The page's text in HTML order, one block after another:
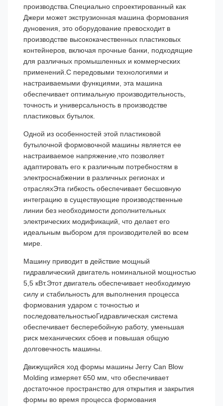
производства.Специально спроектированный как
Джери может экструзионная машина формования
дуновения, это оборудование превосходит в
производстве высококачественных пластиковых
контейнеров, включая прочные банки, подходящие
для различных промышленных и коммерческих
применений.С передовыми технологиями и
настраиваемыми функциями, эта машина
обеспечивает оптимальную производительность,
точность и универсальность в производстве
пластиковых бутылок.
Одной из особенностей этой пластиковой
бутылочной формовочной машины является ее
настраиваемое напряжение,что позволяет
адаптировать его к различным потребностям в
электроснабжении в различных регионах и
отрасляхЭта гибкость обеспечивает бесшовную
интеграцию в существующие производственные
линии без необходимости дополнительных
электрических модификаций, что делает его
идеальным выбором для производителей во всем
мире.
Машину приводит в действие мощный
гидравлический двигатель номинальной мощностью
5,5 кВт.Этот двигатель обеспечивает необходимую
силу и стабильность для выполнения процесса
формования ударом с точностью и
последовательностьюГидравлическая система
обеспечивает бесперебойную работу, уменьшая
риск механических сбоев и повышая общую
долговечность машины.
Движущийся ход формы машины Jerry Can Blow
Molding измеряет 650 мм, что обеспечивает
достаточное пространство для открытия и закрытия
формы во время процесса формования